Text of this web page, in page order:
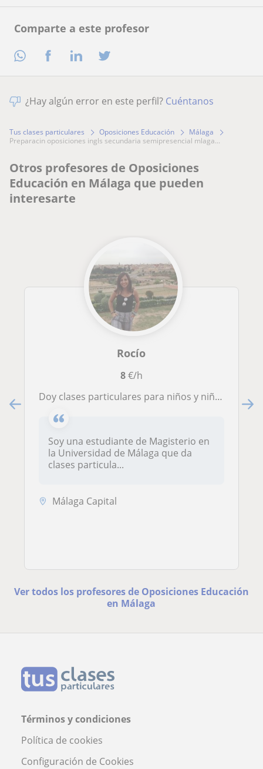
Comparte a este profesor
¿Hay algún error en este perfil? Cuéntanos
Tus clases particulares Oposiciones Educación
Málaga
preparacin oposiciones ingls secundaria semipresencial mlaga...
Otros profesores de Oposiciones
Educación en Málaga que pueden
interesarte
Rocío
8€/h
Doy clases particulares para niños y niñas de Educación Primaria
Soy una estudiante de Magisterio en
la Universidad de Málaga que da
clases particula...
Málaga Capital
Ver todos los profesores de Oposiciones Educación
en Málaga
Términos y condiciones
Política de cookies
Configuración de Cookies